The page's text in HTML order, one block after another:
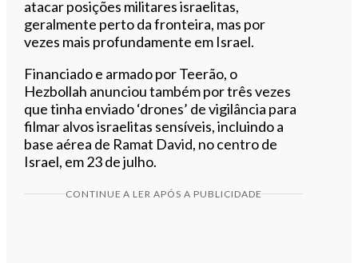
atacar posições militares israelitas,
geralmente perto da fronteira, mas por
vezes mais profundamente em Israel.
Financiado e armado por Teerão, o
Hezbollah anunciou também por três vezes
que tinha enviado ‘drones’ de vigilância para
filmar alvos israelitas sensíveis, incluindo a
base aérea de Ramat David, no centro de
Israel, em 23 de julho.
CONTINUE A LER APÓS A PUBLICIDADE